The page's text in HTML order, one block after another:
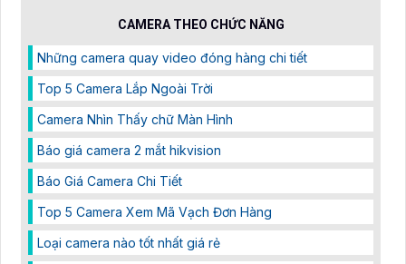
CAMERA THEO CHỨC NĂNG
Những camera quay video đóng hàng chi tiết
Top 5 Camera Lắp Ngoài Trời
Camera Nhìn Thấy chữ Màn Hình
Báo giá camera 2 mắt hikvision
Báo Giá Camera Chi Tiết
Top 5 Camera Xem Mã Vạch Đơn Hàng
Loại camera nào tốt nhất giá rẻ